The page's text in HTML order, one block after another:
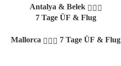
Antalya & Belek
7 Tage ÜF & Flug
Mallorca 7 Tage ÜF & Flug